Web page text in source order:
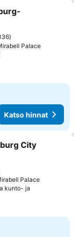
Palace
Katso hinnat
City
Palace
kunto- ja